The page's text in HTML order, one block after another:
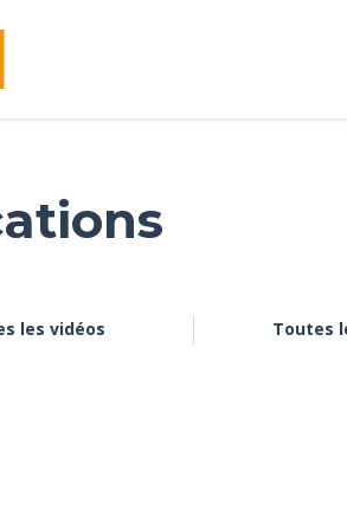
les vidéos Toutes